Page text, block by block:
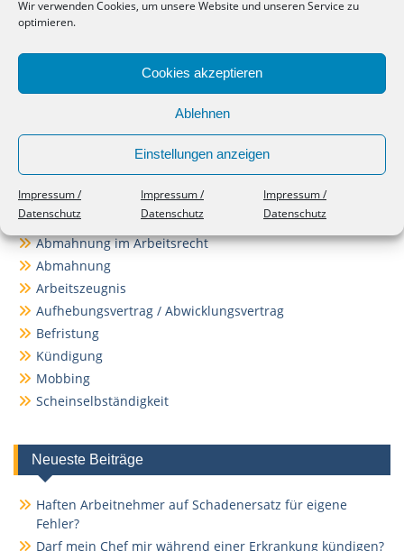
Wir verwenden Cookies, um unsere Website und unseren Service zu
optimieren.
Cookies akzeptieren
Ablehnen
Einstellungen anzeigen
Impressum /
Datenschutz
Impressum /
Datenschutz
Impressum /
Datenschutz
Wir prüfen für Sie Ihre Ansprüche und helfen bei der
Durchsetzung oder bei der Abwehr unberechtigter
Themen
Abmahnung im Arbeitsrecht
Abmahnung
Arbeitszeugnis
Aufhebungsvertrag / Abwicklungsvertrag
Befristung
Kündigung
Mobbing
Scheinselbständigkeit
Neueste Beiträge
Haften Arbeitnehmer auf Schadenersatz für eigene
Fehler?
Darf mein Chef mir während einer Erkrankung kündigen?